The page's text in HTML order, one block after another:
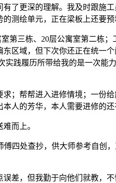
了更深的理解。我及时跟施
测绘单元，正在梁板上还要预
三栋、20层公寓室第二栋
区域，但下次你还正在统
实践履历所带给我的是一次
帮帮进入进修情境；一份
人的芳华，本人需要进修的还
而上。
处查抄，供大师参考自创
，但我勤于向他们就教，不